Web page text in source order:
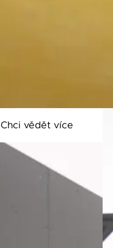
Chci vědět více